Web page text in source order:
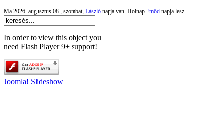
Ma 2026. augusztus 08., szombat, László napja van. Holnap Emőd napja lesz.
In order to view this object you
need Flash Player 9+ support!
Joomla! Slideshow